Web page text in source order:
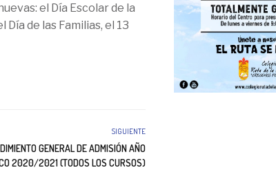
el Día Escolar de la
de las Familias, el 13
SIGUIENTE
GENERAL DE ADMISIÓN AÑO
2020/2021 (TODOS LOS CURSOS)